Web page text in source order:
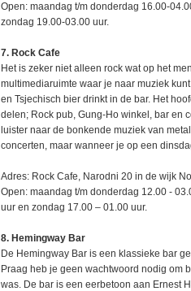
Open: maandag t/m donderdag 16.00-
zondag 19.00-03.00 uur.
7. Rock Cafe
Het is zeker niet alleen rock wat op het
multimediaruimte waar je naar muziek
en Tsjechisch bier drinkt in de bar. Het
delen; Rock pub, Gung-Ho winkel, bar en
luister naar de bonkende muziek van
concerten, maar wanneer je op een
Adres: Rock Cafe, Narodni 20 in de wijk
Open: maandag t/m donderdag 12.00 -
uur en zondag 17.00 – 01.00 uur.
8. Hemingway Bar
De Hemingway Bar is een klassieke bar
Praag heb je geen wachtwoord nodig om
was. De bar is een eerbetoon aan Ernest